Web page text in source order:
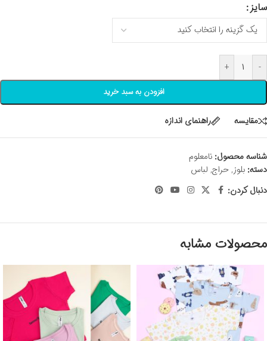
سایز
-
+
افزودن به سبد خرید
مقايسه راهنمای اندازه
شناسه محصول: نامعلوم
دسته: بلوز,حراج, لباس
دنبال کردن:
محصولات مشابه